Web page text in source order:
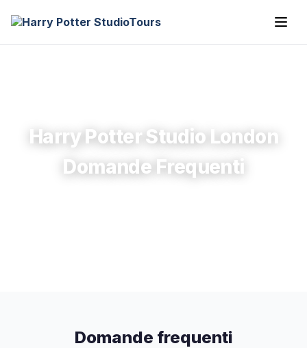
Harry Potter Studio London
Domande Frequenti
Domande frequenti